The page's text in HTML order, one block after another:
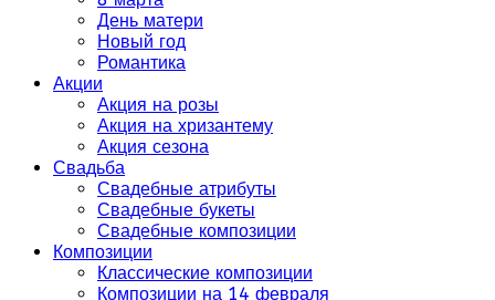
День матери
Новый год
Романтика
Акции
Акция на розы
Акция на хризантему
Акция сезона
Свадьба
Свадебные атрибуты
Свадебные букеты
Свадебные композиции
Композиции
Классические композиции
Композиции на 14 февраля